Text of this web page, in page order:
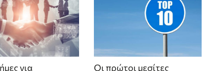
για
Οι πρώτοι μεσίτες